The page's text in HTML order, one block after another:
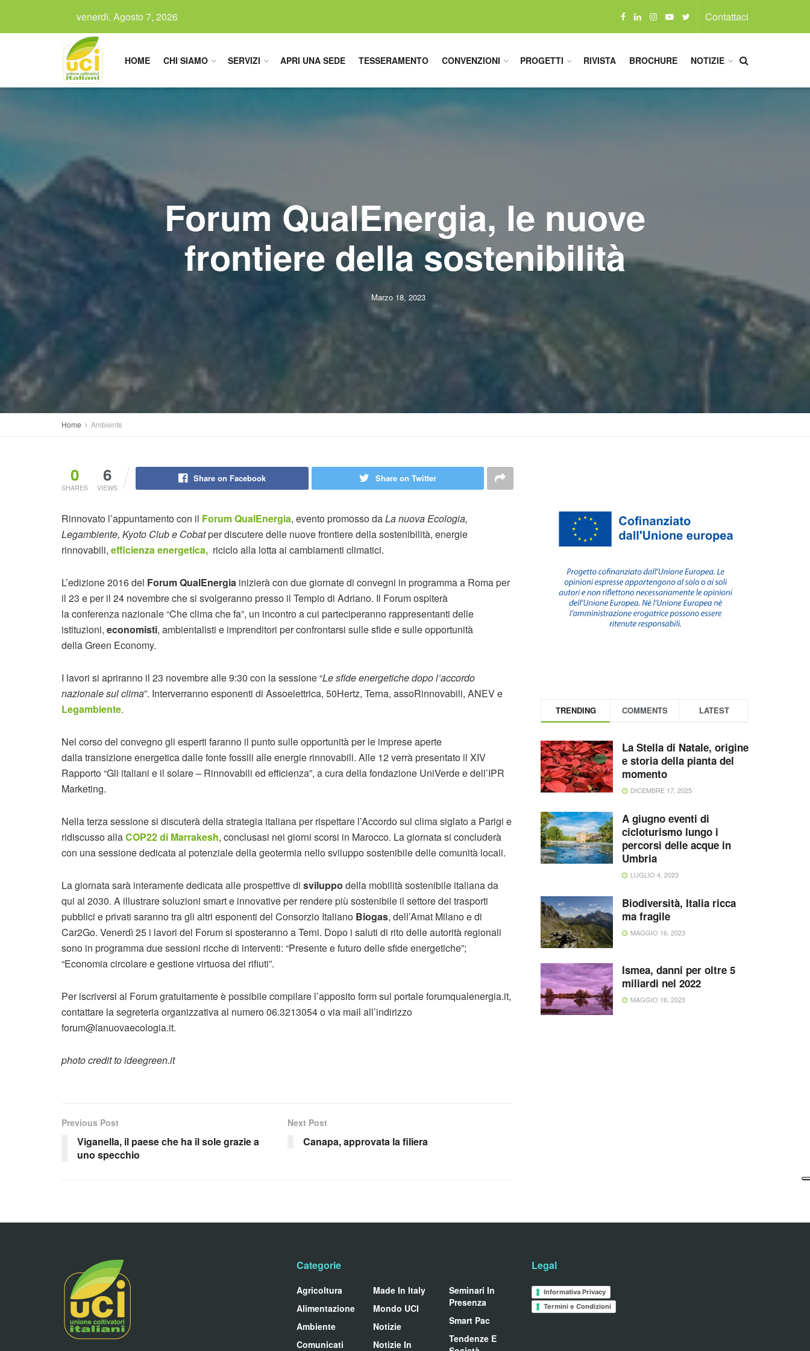
venerdì, Agosto 7, 2026 Contattaci
HOME CHI SIAMO SERVIZI APRI UNA SEDE TESSERAMENTO CONVENZIONI PROGETTI RIVISTA BROCHURE NOTIZIE
Forum QualEnergia, le nuove
frontiere della sostenibilità
Marzo 18, 2023
Home Ambiente
0
SHARES
6
VIEWS
Share on Facebook Share on Twitter
Rinnovato l’appuntamento con il Forum QualEnergia, evento promosso daLa nuova Ecologia,
Legambiente, Kyoto Club e Cobatper discutere delle nuove frontiere della sostenibilità, energie
rinnovabili, efficienza energetica, riciclo alla lotta ai cambiamenti climatici.
L’edizione 2016 del Forum QualEnergia inizierà con due giornate di convegni in programma a Roma per
il 23 e per il 24 novembre che si svolgeranno presso il Tempio di Adriano. Il Forum ospiterà
la conferenza nazionale “Che clima che fa”, un incontro a cui parteciperanno rappresentanti delle
istituzioni, economisti, ambientalisti e imprenditori per confrontarsi sulle sfide e sulle opportunità
della Green Economy.
I lavori si apriranno il 23 novembre alle 9:30 con la sessione “Le sfide energetiche dopo l’accordo
nazionale sul clima”. Interverranno esponenti di Assoelettrica, 50Hertz, Terna, assoRinnovabili, ANEV e
Legambiente.
Nel corso del convegno gli esperti faranno il punto sulle opportunità per le imprese aperte
dalla transizione energetica dalle fonte fossili alle energie rinnovabili. Alle 12 verrà presentato il XIV
Rapporto “Gli italiani e il solare – Rinnovabili ed efficienza”, a cura della fondazione UniVerde e dell’IPR
Marketing.
Nella terza sessione si discuterà della strategia italiana per rispettare l’Accordo sul clima siglato a Parigi e
ridiscusso allaCOP22 di Marrakesh, conclusasi nei giorni scorsi in Marocco. La giornata si concluderà
con una sessione dedicata al potenziale della geotermia nello sviluppo sostenibile delle comunità locali.
La giornata sarà interamente dedicata alle prospettive di sviluppo della mobilità sostenibile italiana da
qui al 2030. A illustrare soluzioni smart e innovative per rendere più sostenibile il settore dei trasporti
pubblici e privati saranno tra gli altri esponenti del Consorzio Italiano Biogas, dell’Amat Milano e di
Car2Go. Venerdì 25 i lavori del Forum si sposteranno a Terni. Dopo i saluti di rito delle autorità regionali
sono in programma due sessioni ricche di interventi: “Presente e futuro delle sfide energetiche”;
“Economia circolare e gestione virtuosa dei rifiuti”.
Per iscriversi al Forum gratuitamente è possibile compilare l’apposito form sul portale forumqualenergia.it,
contattare la segreteria organizzativa al numero 06.3213054 o via mail all’indirizzo
forum@lanuovaecologia.it.
photo credit to ideegreen.it
Previous Post
Viganella, il paese che ha il sole grazie a
uno specchio
Next Post
Canapa, approvata la filiera
TRENDING COMMENTS LATEST
La Stella di Natale, origine
e storia della pianta del
momento
DICEMBRE 17, 2025
A giugno eventi di
cicloturismo lungo i
percorsi delle acque in
Umbria
LUGLIO 4, 2023
Biodiversità, Italia ricca
ma fragile
MAGGIO 16, 2023
Ismea, danni per oltre 5
miliardi nel 2022
MAGGIO 16, 2023
Categorie
Agricoltura
Alimentazione
Ambiente
Comunicati
Made In Italy
Mondo UCI
Notizie
Notizie In
Seminari In
Presenza
Smart Pac
Tendenze E
Legal
Informativa Privacy
Termini e Condizioni